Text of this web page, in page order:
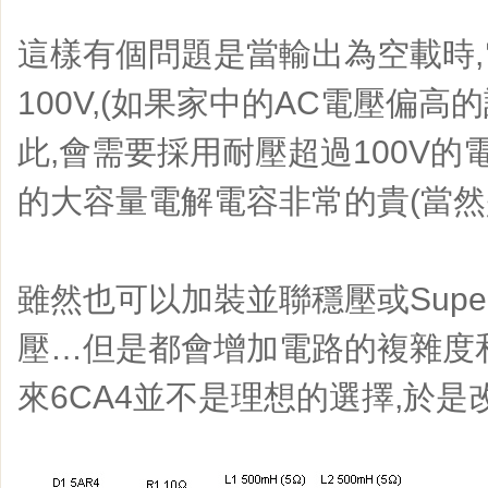
這樣有個問題是當輸出為空載時
100V,(如果家中的AC電壓偏高
此,會需要採用耐壓超過100V的
的大容量電解電容非常的貴(當
雖然也可以加裝並聯穩壓或
壓…但是都會增加電路的複雜度
來6CA4並不是理想的選擇,於是